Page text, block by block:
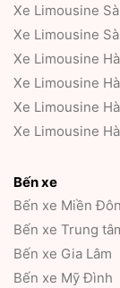
Xe Limousine
Xe Limousine
Xe Limousine
Xe Limousine
Xe Limousine
Xe Limousine
Bến xe
Bến xe Miền
Bến xe Trung
Bến xe Gia Lâm
Bến xe Mỹ Đình